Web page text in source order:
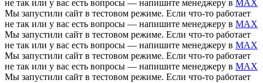
не так или у вас есть вопросы — напишите менеджеру в MAX
Мы запустили сайт в тестовом режиме. Если что-то работает
не так или у вас есть вопросы — напишите менеджеру в MAX
Мы запустили сайт в тестовом режиме. Если что-то работает
не так или у вас есть вопросы — напишите менеджеру в MAX
Мы запустили сайт в тестовом режиме. Если что-то работает
не так или у вас есть вопросы — напишите менеджеру в MAX
Мы запустили сайт в тестовом режиме. Если что-то работает